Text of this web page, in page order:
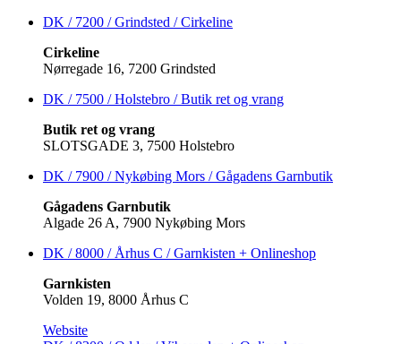
DK / 7200 / Grindsted / Cirkeline
Cirkeline
Nørregade 16, 7200 Grindsted
DK / 7500 / Holstebro / Butik ret og vrang
Butik ret og vrang
SLOTSGADE 3, 7500 Holstebro
DK / 7900 / Nykøbing Mors / Gågadens Garnbutik
Gågadens Garnbutik
Algade 26 A, 7900 Nykøbing Mors
DK / 8000 / Århus C / Garnkisten + Onlineshop
Garnkisten
Volden 19, 8000 Århus C
Website